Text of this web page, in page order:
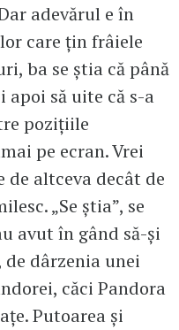
adevărul e în
care ţin frâiele
ba se ştia că până
apoi să uite că s-a
poziţiile
pe ecran. Vrei
de altceva decât de
„Se ştia”, se
avut în gând să-şi
dârzenia unei
căci Pandora
Putoarea şi